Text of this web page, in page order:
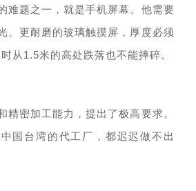
难题之一，就是手机屏幕。 他需要
、更耐磨的玻璃触摸屏 ， 厚度必须
从 1.5米的高处跌落也不能摔碎。
精密加工能力，提出了极高要求。
国 台湾的代工厂 ，都迟迟做不出